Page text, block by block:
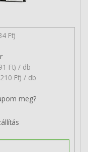
Ft)
Ft) / db
Ft) / db
meg?